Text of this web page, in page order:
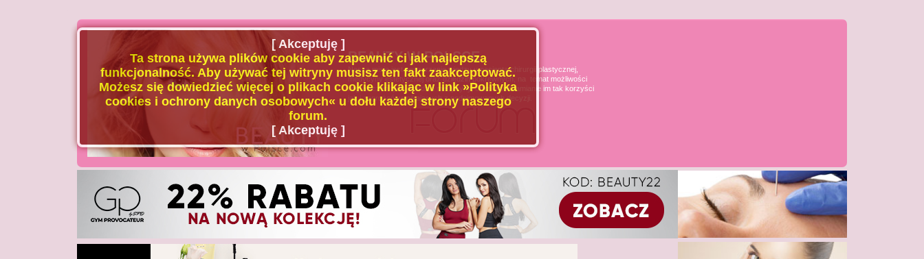
BEAUTY W POLSCE
Naszą misją jest poszerzanie wiedzy u pacjenta chirurgii plastycznej,
medycyny estetycznej oraz dziedzin pokrewnych, na temat możliwości
i ograniczeń tych dziedzin medycyny, oraz uświadamianie im tak korzyści
jak i zagrożeń wynikających z podejmowanych decyzji.
[ Akceptuję ]
Ta strona używa plików cookie aby zapewnić ci jak najlepszą
funkcjonalność. Aby używać tej witryny musisz ten fakt zaakceptować.
Możesz się dowiedzieć więcej o plikach cookie klikając w link »Polityka
cookies i ochrony danych osobowych« u dołu każdej strony naszego
forum.
[ Akceptuję ]